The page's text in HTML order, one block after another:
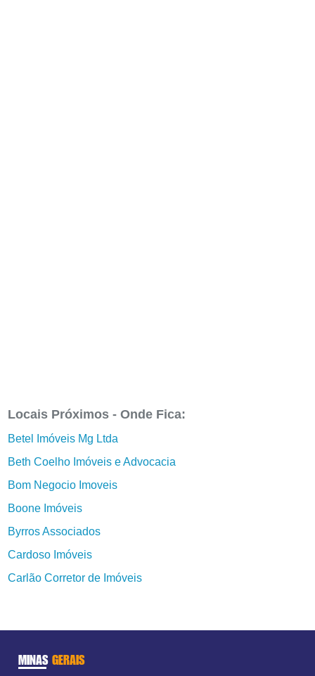
Locais Próximos - Onde Fica:
Betel Imóveis Mg Ltda
Beth Coelho Imóveis e Advocacia
Bom Negocio Imoveis
Boone Imóveis
Byrros Associados
Cardoso Imóveis
Carlão Corretor de Imóveis
MINAS GERAIS